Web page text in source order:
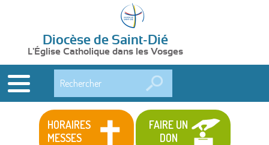
Diocèse de Saint-Dié
L'Église Catholique dans les Vosges
HORAIRES
MESSES
FAIRE UN
DON